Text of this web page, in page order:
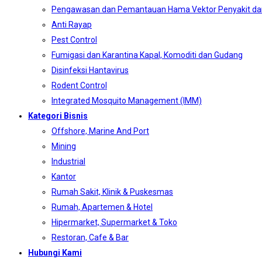
Pengawasan dan Pemantauan Hama Vektor Penyakit
Anti Rayap
Pest Control
Fumigasi dan Karantina Kapal, Komoditi dan Gudang
Disinfeksi Hantavirus
Rodent Control
Integrated Mosquito Management (IMM)
Kategori Bisnis
Offshore, Marine And Port
Mining
Industrial
Kantor
Rumah Sakit, Klinik & Puskesmas
Rumah, Apartemen & Hotel
Hipermarket, Supermarket & Toko
Restoran, Cafe & Bar
Hubungi Kami